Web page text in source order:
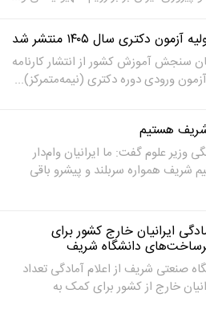
آزمون دکتری سال ۱۴۰۵ منتشر شد
سنجش آموزش کشور از انتشار کارنامه
آزمون ورودی دوره دکتری (نیمه‌متمرکز)...
شریف هستیم
وزیر علوم گفت: ما ایرانیان وام‌دار
شریف همواره سربلند و پیشرو باقی
ایرانیان خارج کشور برای
دانشگاه شریف
صنعتی شریف از اعلام آمادگی تعداد
خارج از کشور برای کمک به